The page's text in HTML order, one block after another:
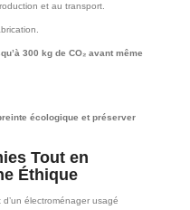
et au transport.
300 kg de CO₂ avant même
écologique et préserver
Tout en
Éthique
électroménager usagé